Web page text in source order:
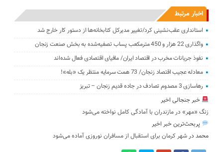
اخبار مرتبط
استانداری عقب‌نشینی کرد‌/تغییر مدیرکل کتابخانه‌ها از دستور کار خارج شد
واگذاری 22 هزار و 450 مترمکعب ‌پساب تصفیه‌شده به بخش صنعت زنجان
نفوذ جریانات مخرب در اقتصاد ایران/ مافیای اقتصادی فعال شده‌اند
معادله عجیب اقتصاد زنجان/ 73 همت سرمایه منتظر یک «بله»!
رهاسازی 3 مصدوم تصادف در جاده قدیم زنجان – تبریز
خبر جنجالی اخیر
زنگ «مهر» در مازندران با آمادگی کامل نواخته می‌شود
پربحث‌ترین خبر اخیر
محمد درشهر کرمان برای استقبال از مسافران نوروزی آماده می‌شود